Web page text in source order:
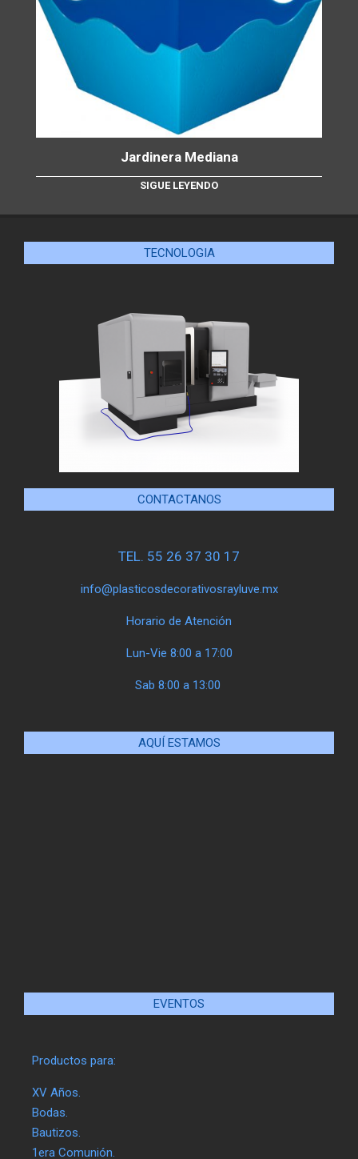
Jardinera Mediana
SIGUE LEYENDO
TECNOLOGIA
CONTACTANOS
TEL. 55 26 37 30 17
info@plasticosdecorativosrayluve.mx
Horario de Atención
Lun-Vie 8:00 a 17:00
Sab 8:00 a 13:00
AQUÍ ESTAMOS
EVENTOS
Productos para:
XV Años.
Bodas.
Bautizos.
1era Comunión.